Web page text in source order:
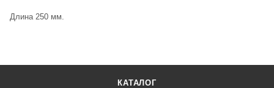
Длина 250 мм.
КАТАЛОГ